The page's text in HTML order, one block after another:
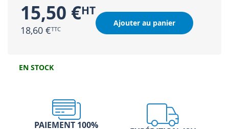
15,50 €
18,60 €
Ajouter au panier
EN STOCK
PAIEMENT 100%